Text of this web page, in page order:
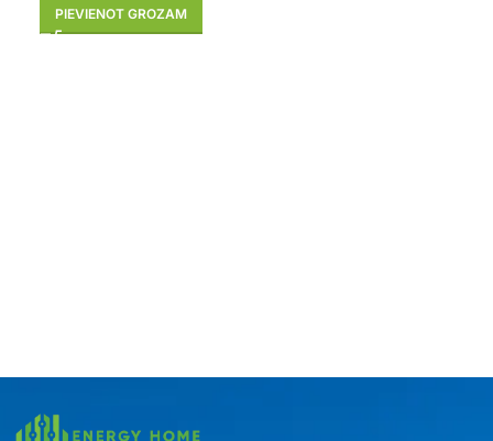
PIEVIENOT GROZAM